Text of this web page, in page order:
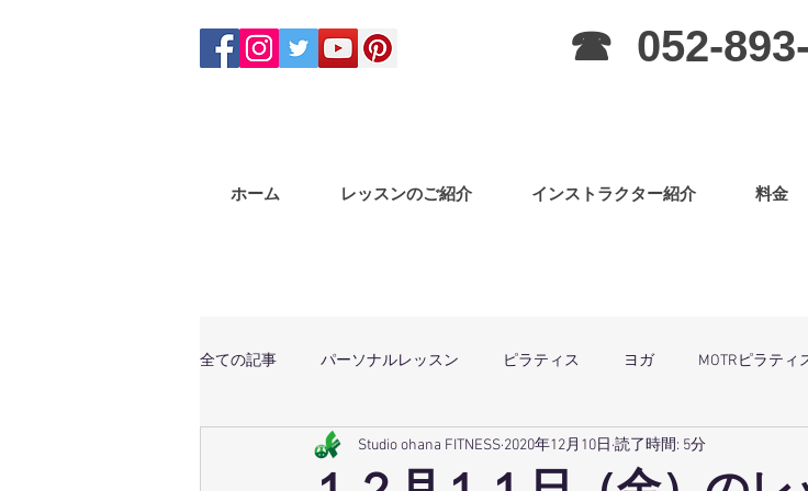
☎ 052-
ホーム レッスンのご紹介 インストラクター紹介 料金
全ての記事 パーソナルレッスン ピラティス ヨガ MOTRピラティ
体幹トレーニング マサラバングラ ピラティス（子連OK）
Studio ohana FITNESS 2020年12月10日 読了時間: 5分